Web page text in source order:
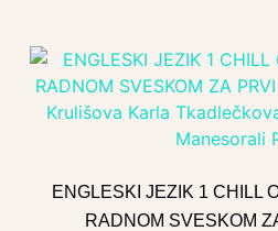
ENGLESKI JEZIK 1 CHILL
RADNOM SVESKOM